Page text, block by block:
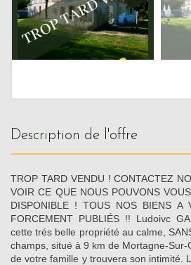
description de l'offre
TROP TARD VENDU ! CONTACTEZ
VOIR CE QUE NOUS POUVONS
DISPONIBLE ! TOUS NOS BIENS A
FORCEMENT PUBLIÉS !! Ludoivc
cette trés belle propriété au calme,
champs, situé à 9 km de Mortagne-
de votre famille y trouvera son intimité.